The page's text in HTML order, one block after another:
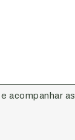
acompanhar as